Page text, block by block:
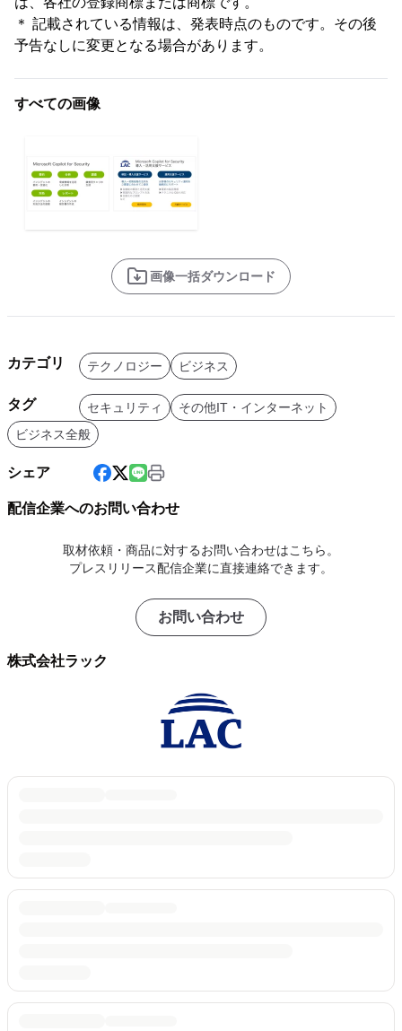
＊ 記載されている情報は、発表時点のものです。その後
予告なしに変更となる場合があります。
すべての画像
画像一括ダウンロード
カテゴリ テクノロジー ビジネス
タグ セキュリティ
その他IT・インターネット
ビジネス全般
シェア
配信企業へのお問い合わせ
取材依頼・商品に対するお問い合わせはこちら。
プレスリリース配信企業に直接連絡できます。
お問い合わせ
株式会社ラック